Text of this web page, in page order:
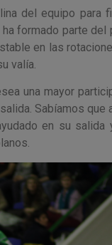
del equipo para
formado parte
en las
valía.
una mayor
Sabíamos
en su